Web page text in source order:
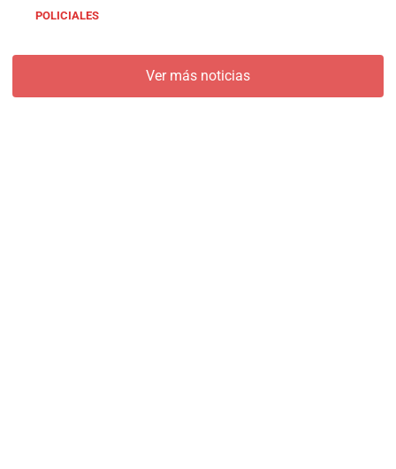
POLICIALES
Ver más noticias